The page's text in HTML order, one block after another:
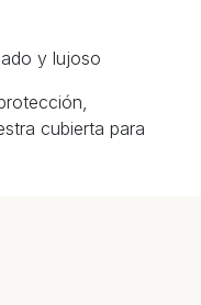
y lujoso
cubierta para